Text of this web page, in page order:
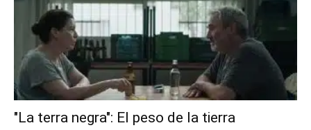
"La terra negra": El peso de la tierra